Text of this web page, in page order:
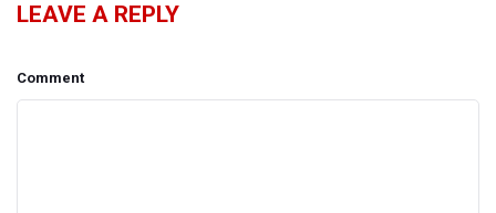
LEAVE A REPLY
Comment